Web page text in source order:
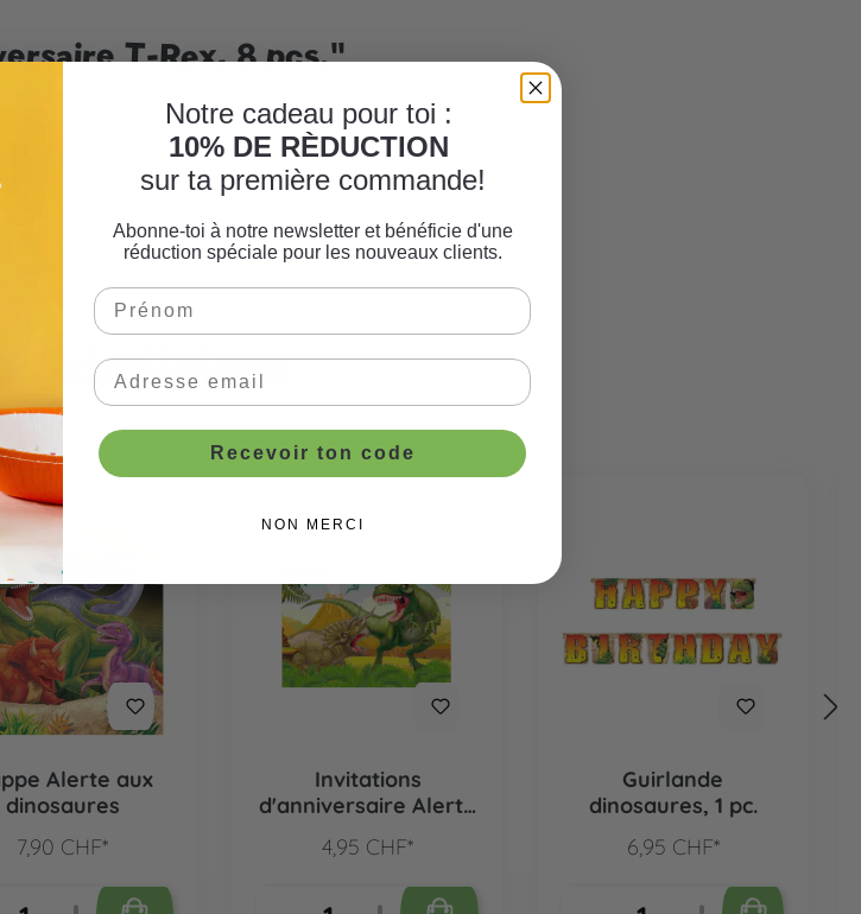
T-Rex, 8 pcs."
similaires
Alerte aux
dinosaures
7,90 CHF*
Invitations
d'anniversaire Alerte
4,95 CHF*
Guirlande
dinosaures, 1 pc.
6,95 CHF*
Notre cadeau pour toi :
10% DE RÈDUCTION
sur ta première commande!
Abonne-toi à notre newsletter et bénéficie d'une
réduction spéciale pour les nouveaux clients.
Recevoir ton code
NON MERCI